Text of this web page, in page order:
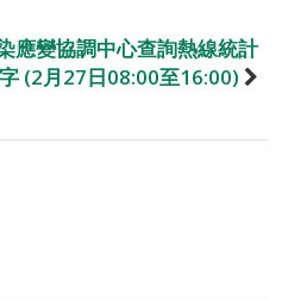
應變協調中心查詢熱線統計
(2月27日08:00至16:00)